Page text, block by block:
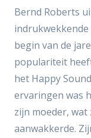
Bernd Roberts
begin van de
populariteit
het Happy
ervaringen was
zijn moeder,
aanwakkerde.